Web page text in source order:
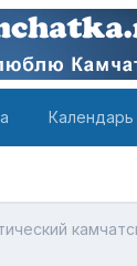
Календарь